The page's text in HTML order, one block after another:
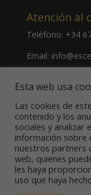
Atención al
Teléfono: +34
Email:
Aviso
Esta web usa
Las cookies de
contenido y los
sociales y analizar
información sobre
nuestros partners
web, quienes
les haya
uso que haya